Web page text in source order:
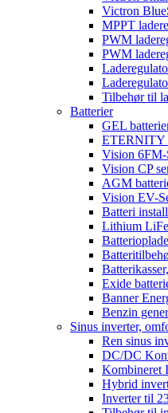
Victron
MPPT
PWM
PWM
Tilbehør til
Batterier
GEL
ETERNITY
Vision
Vision CP
AGM
Vision EV-
Batteri
Lithium
Exide
Banner
Benzin
Sinus inverter,
Ren sinus
DC/DC
Kombineret
Hybrid
Inverter til